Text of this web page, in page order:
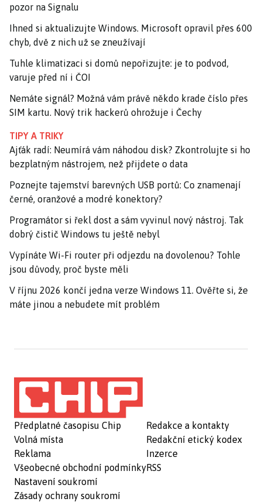
pozor na Signalu
Ihned si aktualizujte Windows. Microsoft opravil přes 600
chyb, dvě z nich už se zneužívají
Tuhle klimatizaci si domů nepořizujte: je to podvod,
varuje před ní i ČOI
Nemáte signál? Možná vám právě někdo krade číslo přes
SIM kartu. Nový trik hackerů ohrožuje i Čechy
TIPY A TRIKY
Ajťák radí: Neumírá vám náhodou disk? Zkontrolujte si ho
bezplatným nástrojem, než přijdete o data
Poznejte tajemství barevných USB portů: Co znamenají
černé, oranžové a modré konektory?
Programátor si řekl dost a sám vyvinul nový nástroj. Tak
dobrý čistič Windows tu ještě nebyl
Vypínáte Wi-Fi router při odjezdu na dovolenou? Tohle
jsou důvody, proč byste měli
V říjnu 2026 končí jedna verze Windows 11. Ověřte si, že
máte jinou a nebudete mít problém
Předplatné časopisu Chip
Volná místa
Reklama
Všeobecné obchodní podmínky
Nastavení soukromí
Zásady ochrany soukromí
Redakce a kontakty
Redakční etický kodex
Inzerce
RSS